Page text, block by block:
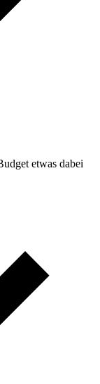
etwas dabei